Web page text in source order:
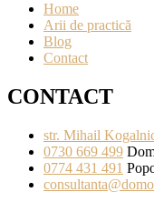
Home
Arii de practică
Blog
Contact
CONTACT
str. Mihail
0730 669 499
0774 431 491